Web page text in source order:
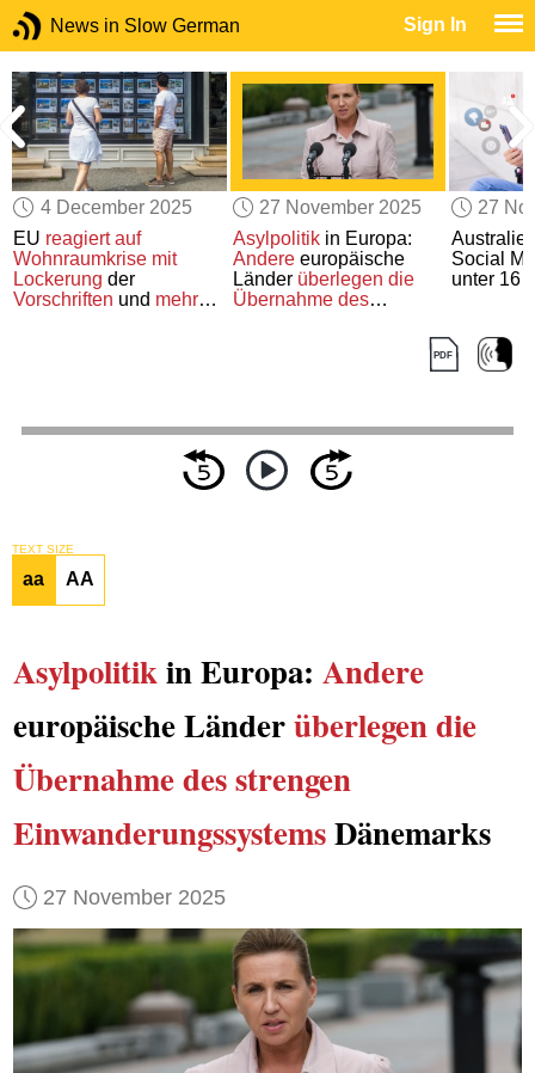
News in Slow German Sign In
4 December 2025
EU reagiert auf
Wohnraumkrise mit
Lockerung der
Vorschriften und mehr
27 November 2025
Asylpolitikin Europa:
Andereeuropäische
Länder überlegen die
Übernahme des
Einwanderungssystems
27
Social
unter 16
TEXT SIZE
aa AA
Asylpolitikin Europa: Andere
europäische Länderüberlegen die
Übernahmedes strengen
EinwanderungssystemsDänemarks
27 November 2025